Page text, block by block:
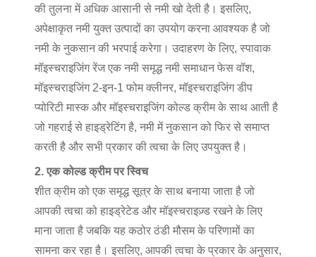
की तुलना में अधिक आसानी से नमी खो देती है। इसलिए,
अपेक्षाकृत नमी युक्त उत्पादों का उपयोग करना आवश्यक है जो
नमी के नुकसान की भरपाई करेगा। उदाहरण के लिए, स्पावाक
मॉइस्चराइजिंग रेंज एक नमी समृद्ध नमी समाधान फेस वॉश,
मॉइस्चराइजिंग 2-इन-1 फोम क्लीनर, मॉइस्चराइजिंग डीप
प्योरिटी मास्क और मॉइस्चराइजिंग कोल्ड क्रीम के साथ आती है
जो गहराई से हाइड्रेटिंग है, नमी में नुकसान को फिर से समाप्त
करती है और सभी प्रकार की त्वचा के लिए उपयुक्त है।
2. एक कोल्ड क्रीम पर स्विच
शीत क्रीम को एक समृद्ध सूत्र के साथ बनाया जाता है जो
आपकी त्वचा को हाइड्रेटेड और मॉइस्चराइज़्ड रखने के लिए
माना जाता है जबकि यह कठोर ठंडी मौसम के परिणामों का
सामना कर रहा है। इसलिए, आपकी त्वचा के प्रकार के अनुसार,